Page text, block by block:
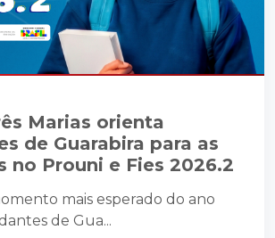
Marias orienta
de Guarabira para as
no Prouni e Fies 2026.2
mais esperado do ano
de Gua...